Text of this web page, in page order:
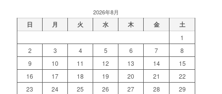
2026年8月
日 月 火 水 木 金 土
1
2
3 4 5 6 7
8
9
10 11 12 13 14
15
16
17 18 19 20 21
22
23
24 25 26 27 28
29